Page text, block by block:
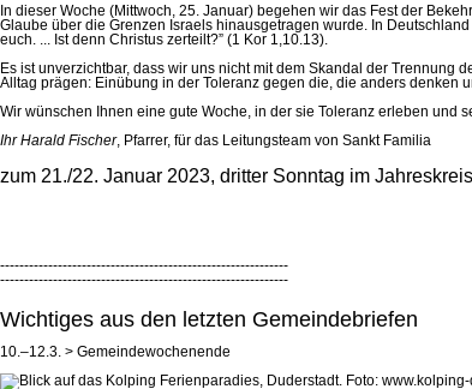
In dieser Woche (Mittwoch, 25. Januar) begehen wir das Fest der
Glaube über die Grenzen Israels hinausgetragen wurde. In
euch. ... Ist denn Christus zerteilt?” (1 Kor 1,10.13).
Es ist unverzichtbar, dass wir uns nicht mit dem Skandal der
Alltag prägen: Einübung in der Toleranz gegen die, die anders denken
Wir wünschen Ihnen eine gute Woche, in der sie Toleranz erleben und
Ihr Harald Fischer, Pfarrer, für das Leitungsteam von Sankt Familia
zum 21./22. Januar 2023, dritter Sonntag im Jahreskreis
------------------------------------------------------------
------------------------------------------------------------
Wichtiges aus den letzten Gemeindebriefen
10.–12.3. > Gemeindewochenende